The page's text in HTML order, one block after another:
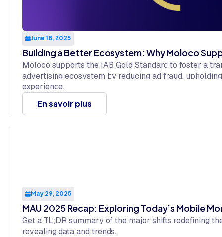
June 18, 2025
Building a Better Ecosystem: Why Moloco
Moloco supports the IAB Gold Standard to foster a
advertising ecosystem by reducing ad fraud,
experience.
En savoir plus
May 29, 2025
MAU 2025 Recap: Exploring Today’s Mobile
Get a TL;DR summary of the major shifts redefining
revealing data and trends.